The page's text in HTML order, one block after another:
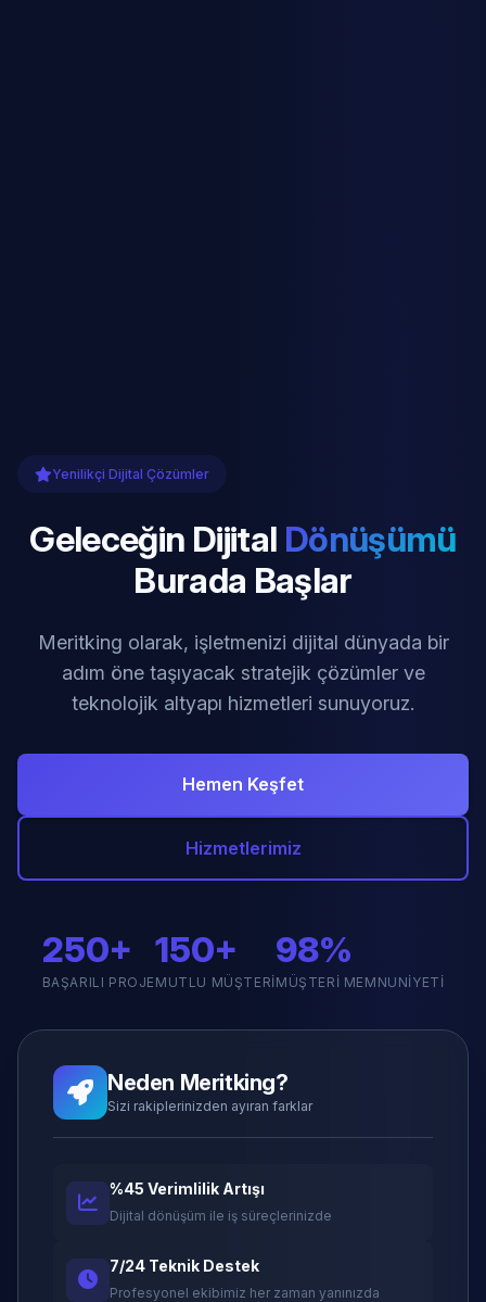
Yenilikçi Dijital Çözümler
Geleceğin Dijital Dönüşümü
Burada Başlar
Meritking olarak, işletmenizi dijital dünyada bir
adım öne taşıyacak stratejik çözümler ve
teknolojik altyapı hizmetleri sunuyoruz.
Hemen Keşfet
Hizmetlerimiz
250+
BAŞARILI PROJE
150+
MUTLU MÜŞTERI
98%
MÜŞTERI MEMNUNIYETI
Neden Meritking?
Sizi rakiplerinizden ayıran farklar
%45 Verimlilik Artışı
Dijital dönüşüm ile iş süreçlerinizde
7/24 Teknik Destek
Profesyonel ekibimiz her zaman yanınızda